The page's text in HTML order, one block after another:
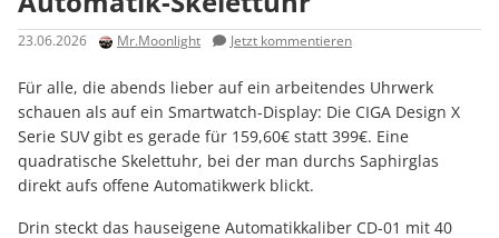
23.06.2026 Mr.Moonlight Jetzt kommentieren
Für alle, die abends lieber auf ein arbeitendes Uhrwerk
schauen als auf ein Smartwatch-Display: Die CIGA Design X
Serie SUV gibt es gerade für 159,60€ statt 399€. Eine
quadratische Skelettuhr, bei der man durchs Saphirglas
direkt aufs offene Automatikwerk blickt.
Drin steckt das hauseigene Automatikkaliber CD-01 mit 40